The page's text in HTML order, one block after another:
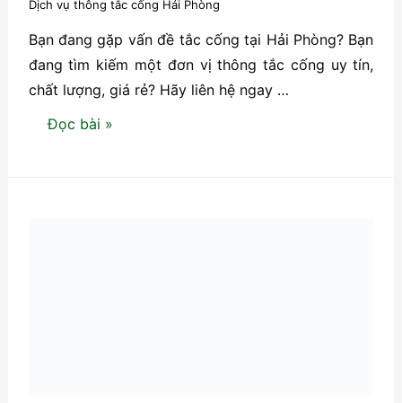
Dịch vụ thông tắc cống Hải Phòng
Bạn đang gặp vấn đề tắc cống tại Hải Phòng? Bạn
đang tìm kiếm một đơn vị thông tắc cống uy tín,
chất lượng, giá rẻ? Hãy liên hệ ngay …
Số
Đọc bài »